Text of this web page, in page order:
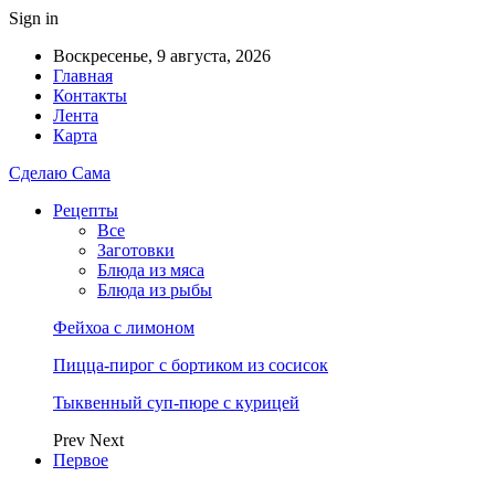
Sign in
Воскресенье, 9 августа, 2026
Главная
Контакты
Лента
Карта
Сделаю Сама
Рецепты
Все
Заготовки
Блюда из мяса
Блюда из рыбы
Фейхоа с лимоном
Пицца-пирог с бортиком из сосисок
Тыквенный суп-пюре с курицей
Prev Next
Первое